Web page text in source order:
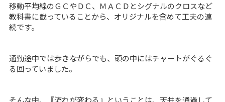
移動平均線のＧＣやＤＣ、ＭＡＣＤとシグナルのクロスなど
教科書に載っていることから、オリジナルを含めて工夫の連
続です。
通勤途中では歩きながらでも、頭の中にはチャートがぐるぐ
る回っていました。